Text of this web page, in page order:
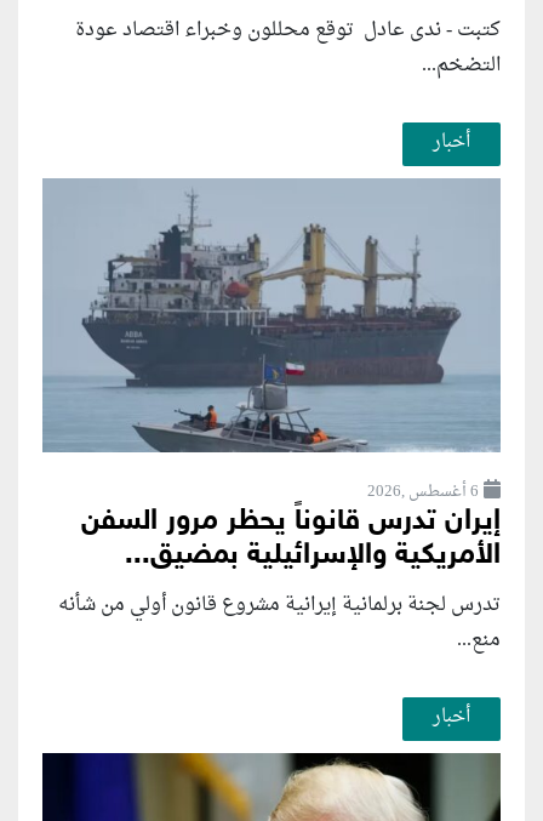
كتبت - ندى عادل توقع محللون وخبراء اقتصاد عودة
التضخم...
أخبار
6 أغسطس ,2026
إيران تدرس قانوناً يحظر مرور السفن
الأمريكية والإسرائيلية بمضيق...
تدرس لجنة برلمانية إيرانية مشروع قانون ⁠أولي من شأنه
منع...
أخبار